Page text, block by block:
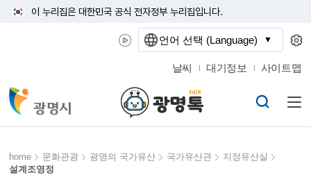
이 누리집은 대한민국 공식 전자정부 누리집입니다.
날씨 대기정보 사이트맵
home 문화관광 광명의 국가유산 국가유산관
지정유산실
설계조영정
언어 선택 (Language)